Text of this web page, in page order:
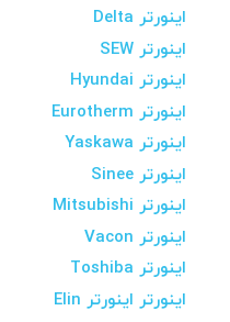
اینورتر Delta
اینورتر SEW
اینورتر Hyundai
اینورتر Eurotherm
اینورتر Yaskawa
اینورتر Sinee
اینورتر Mitsubishi
اینورتر Vacon
اینورتر Toshiba
اینورتر اینورتر Elin